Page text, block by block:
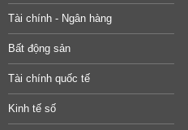
Tài chính - Ngân hàng
Bất động sản
Tài chính quốc tế
Kinh tế số